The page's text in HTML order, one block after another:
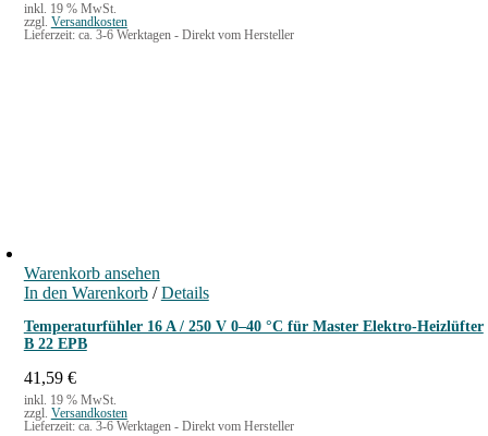
inkl. 19 % MwSt.
zzgl. Versandkosten
Lieferzeit: ca. 3-6 Werktagen - Direkt vom Hersteller
Warenkorb ansehen
In den Warenkorb / Details
Temperaturfühler 16 A / 250 V 0–40 °C für Master Elektro-Heizlüfter
B 22 EPB
41,59 €
inkl. 19 % MwSt.
zzgl. Versandkosten
Lieferzeit: ca. 3-6 Werktagen - Direkt vom Hersteller